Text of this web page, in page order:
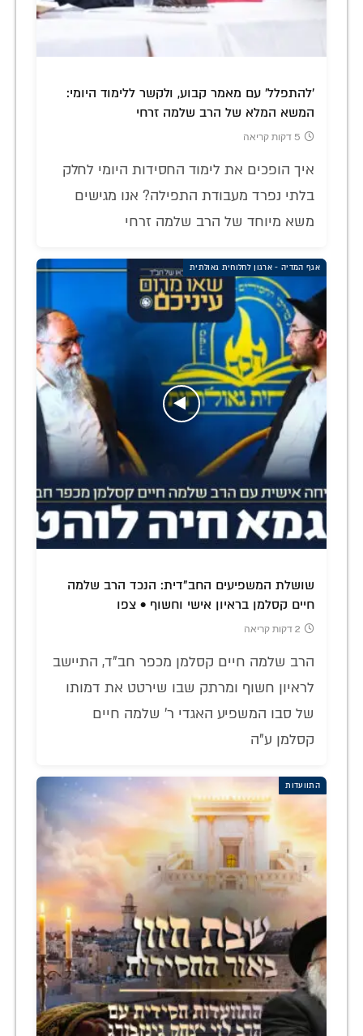
'להתפלל' עם מאמר קבוע, ולקשר ללימוד היומי:
המשא המלא של הרב שלמה זרחי
5 דקות קריאה
איך הופכים את לימוד החסידות היומי לחלק
בלתי נפרד מעבודת התפילה? אנו מגישים
משא מיוחד של הרב שלמה זרחי
אגף המדיה - ארגון לחלוחית גאולתית
שושלת המשפיעים החב"דית: הנכד הרב שלמה
חיים קסלמן בראיון אישי וחשוף • צפו
2 דקות קריאה
הרב שלמה חיים קסלמן מכפר חב"ד, התיישב
לראיון חשוף ומרתק שבו שירטט את דמותו
של סבו המשפיע האגדי ר' שלמה חיים
קסלמן ע"ה
התוועדות